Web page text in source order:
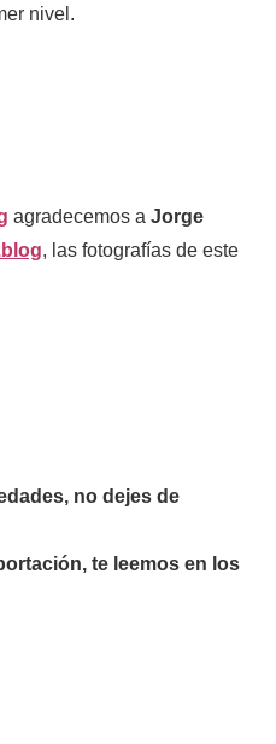
nivel.
agradecemos a Jorge
, las fotografías de este
no dejes de
te leemos en los